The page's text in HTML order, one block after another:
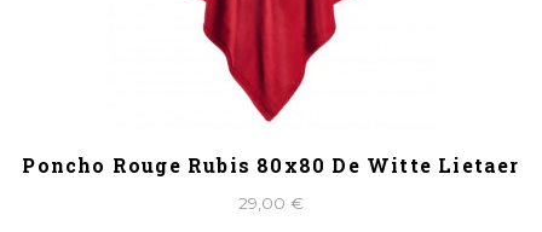
Poncho Rouge Rubis 80x80 De Witte Lietaer
29,00 €